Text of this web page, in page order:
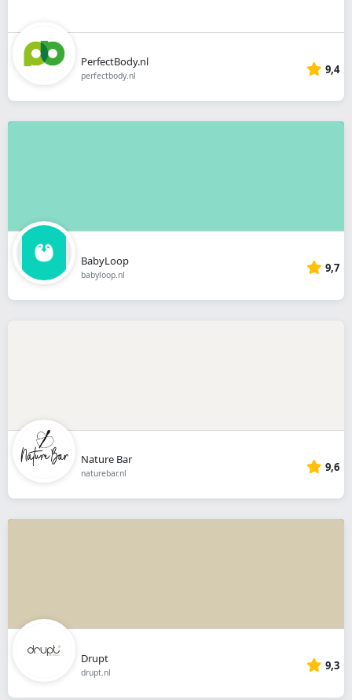
PerfectBody.nl
perfectbody.nl 9,4
BabyLoop
babyloop.nl 9,7
Nature Bar
naturebar.nl 9,6
Drupt
drupt.nl 9,3